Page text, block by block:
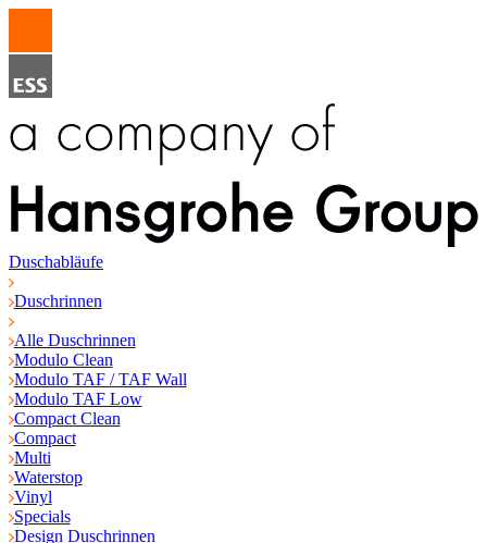
Duschabläufe
Duschrinnen
Alle Duschrinnen
Modulo Clean
Modulo TAF / TAF Wall
Modulo TAF Low
Compact Clean
Compact
Multi
Waterstop
Vinyl
Specials
Design Duschrinnen